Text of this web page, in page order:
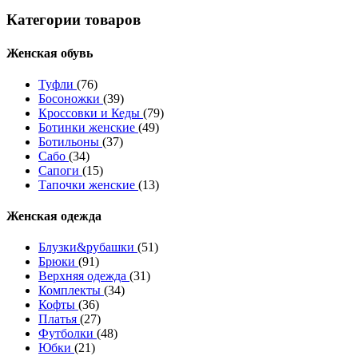
Категории товаров
Женcкая обувь
Туфли (76)
Босоножки (39)
Кроссовки и Кеды (79)
Ботинки женские (49)
Ботильоны (37)
Сабо (34)
Сапоги (15)
Тапочки женские (13)
Женская одежда
Блузки&рубашки (51)
Брюки (91)
Верхняя одежда (31)
Комплекты (34)
Кофты (36)
Платья (27)
Футболки (48)
Юбки (21)